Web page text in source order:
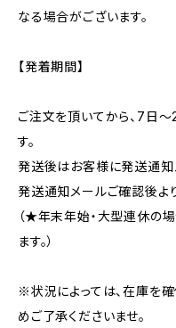
なる場合がございます。
【発着期間】
ご注文を頂いてから、7日
す。
発送後はお客様に発送通知
発送通知メールご確認後よ
（★年末年始・大型連休の
ます。）
※状況によっては、在庫を
めご了承くださいませ。